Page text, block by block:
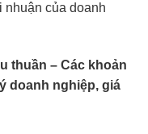
của doanh
thuần – Các khoản
doanh nghiệp, giá